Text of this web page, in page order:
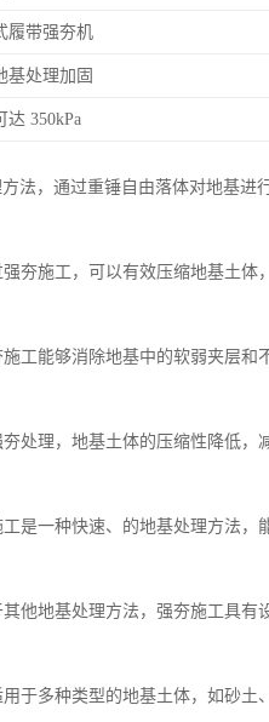
履带强夯机
基处理加固
达 350kPa
法，通过重锤自由落体对地基
夯施工，可以有效压缩地基土
工能够消除地基中的软弱夹层
处理，地基土体的压缩性降低
是一种快速、的地基处理方法
他地基处理方法，强夯施工具
于多种类型的地基土体，如砂